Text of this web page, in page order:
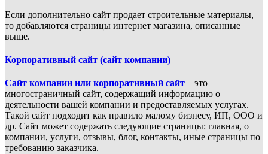
Если дополнительно сайт продает строительные материалы,
то добавляются страницы интернет магазина, описанные
выше.
Корпоративный сайт (сайт компании)
Сайт компании или корпоративный сайт – это
многостраничный сайт, содержащий информацию о
деятельности вашей компании и предоставляемых услугах.
Такой сайт подходит как правило малому бизнесу, ИП, ООО и
др. Сайт может содержать следующие страницы: главная, о
компании, услуги, отзывы, блог, контакты, иные страницы по
требованию заказчика.